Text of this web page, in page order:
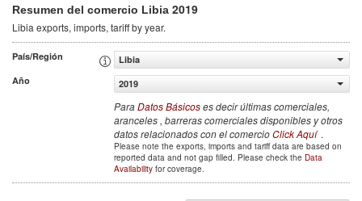
Resumen del comercio Libia 2019
Libia exports, imports, tariff by year.
País/Región
Libia
Año
2019
ParaDatos Básicoses decir últimas comerciales,
aranceles , barreras comerciales disponibles y otros
datos relacionados con el comercioClick Aquí .
Please note the exports, imports and tariff data are based on
reported data and not gap filled. Please check the Data
Availability for coverage.